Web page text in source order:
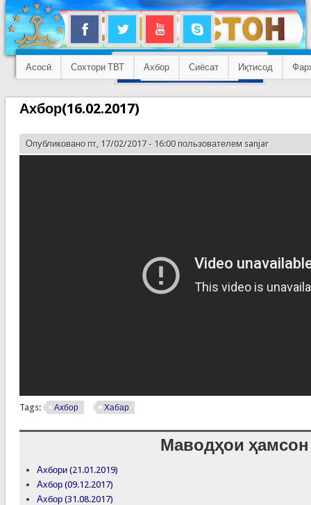
Асосӣ Сохтори ТВТ Ахбор Сиёсат Иқтисод
Ахбор(16.02.2017)
Опубликовано пт, 17/02/2017 - 16:00 пользователем sanjar
Tags: Ахбор Хабар
Маводҳои ҳамсон
Ахбори (21.01.2019)
Ахбор (09.12.2017)
Ахбор (31.08.2017)